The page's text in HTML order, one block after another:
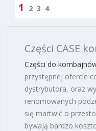
1 2 3 4
Części CASE
Części do
przystępnej ofercie
dystrybutora, oraz
renomowanych
się martwić o
bywają bardzo